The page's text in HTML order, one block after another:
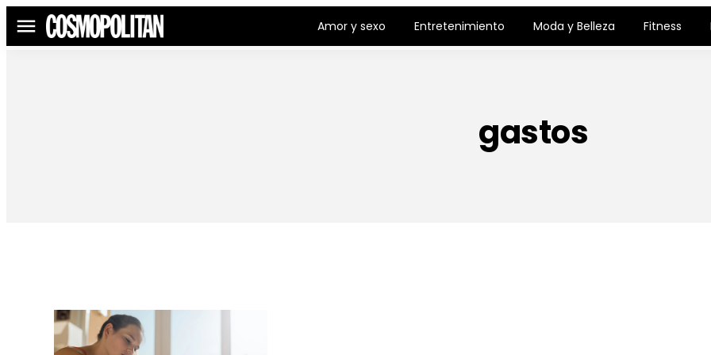
Menú Amor y sexo Entretenimiento Moda y Belleza Fitness
gastos